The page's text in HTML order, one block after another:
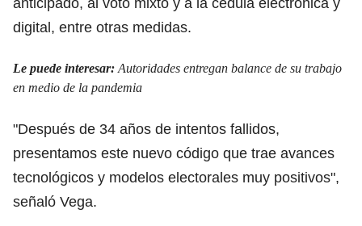
digital, entre otras medidas.
Le puede interesar: Autoridades entregan balance de su trabajo
en medio de la pandemia
"Después de 34 años de intentos fallidos,
presentamos este nuevo código que trae avances
tecnológicos y modelos electorales muy positivos",
señaló Vega.